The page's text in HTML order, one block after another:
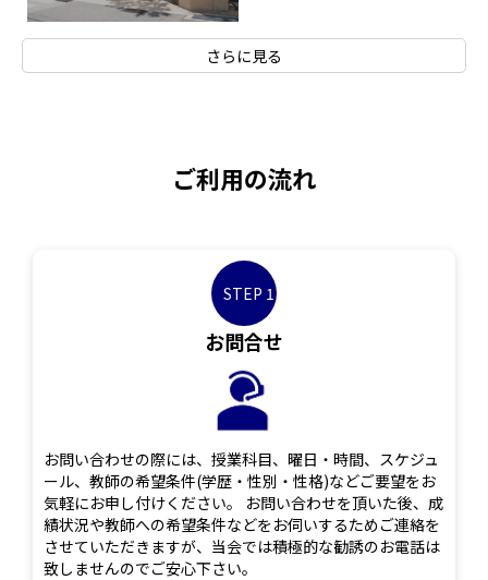
さらに見る
ご利用の流れ
STEP 1
お問合せ
お問い合わせの際には、授業科目、曜日・時間、スケジュ
ール、教師の希望条件(学歴・性別・性格)などご要望をお
気軽にお申し付けください。 お問い合わせを頂いた後、成
績状況や教師への希望条件などをお伺いするためご連絡を
させていただきますが、当会では積極的な勧誘のお電話は
致しませんのでご安心下さい。